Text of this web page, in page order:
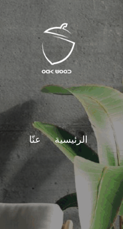
الرئيسية عنّا